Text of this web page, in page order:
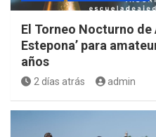
El Torneo Nocturno de
Estepona’ para
años
2 días atrás admin